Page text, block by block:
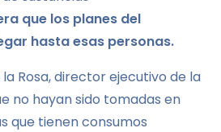
que los planes del
hasta esas personas.
Rosa, director ejecutivo de la
no hayan sido tomadas en
que tienen consumos